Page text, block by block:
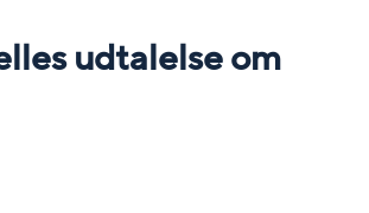
udtalelse om